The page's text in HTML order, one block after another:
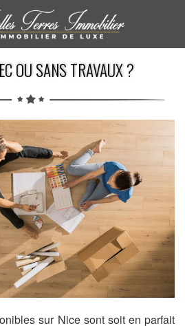
OU SANS TRAVAUX ?
sur Nice sont soit en parfait